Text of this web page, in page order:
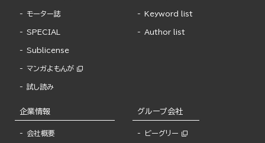
モーター誌
SPECIAL
Sublicense
マンガよもんが
試し読み
Keyword list
Author list
企業情報
会社概要
グループ会社
ビーグリー